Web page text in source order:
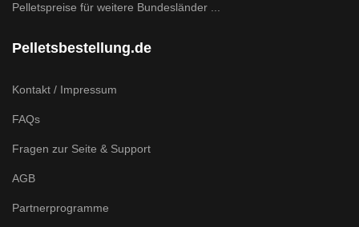
Pelletspreise für weitere Bundesländer ...
Pelletsbestellung.de
Kontakt / Impressum
FAQs
Fragen zur Seite & Support
AGB
Partnerprogramme